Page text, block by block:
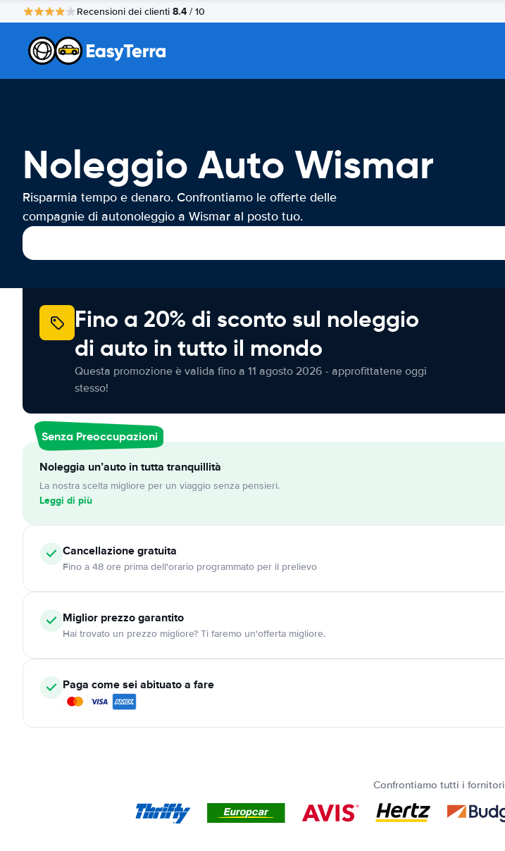
Recensioni dei clienti 8.4 / 10
Noleggio Auto Wismar
Risparmia tempo e denaro. Confrontiamo le offerte delle
compagnie di autonoleggio a Wismar al posto tuo.
Fino a 20% di sconto sul noleggio
di auto in tutto il mondo
Questa promozione è valida fino a 11 agosto 2026 - approfittatene oggi
stesso!
Senza Preoccupazioni
Noleggia un’auto in tutta tranquillità
La nostra scelta migliore per un viaggio senza pensieri.
Leggi di più
Cancellazionegratuita
Fino a 48 ore prima dell'orario programmato per il prelievo
Miglior prezzo garantito
Hai trovato un prezzo migliore? Ti faremo un'offerta migliore.
Paga come sei abituato a fare
Confrontiamo tutti i